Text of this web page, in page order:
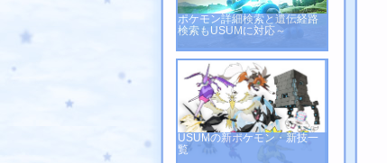
ポケモン詳細検索と遺伝経路
検索もUSUMに対応～
USUMの新ポケモン・新技一
覧